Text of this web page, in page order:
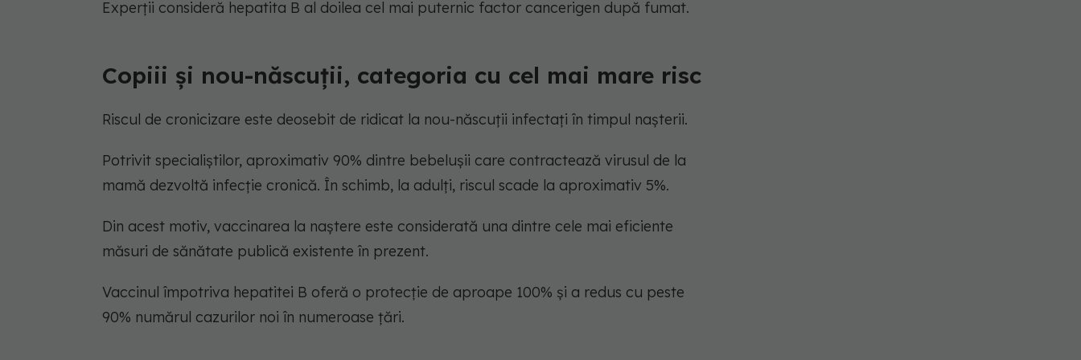
Experții consideră hepatita B al doilea cel mai puternic factor cancerigen după fumat.
Copiii și nou-născuții, categoria cu cel mai mare risc
Riscul de cronicizare este deosebit de ridicat la nou-născuții infectați în timpul nașterii.
Potrivit specialiștilor, aproximativ 90% dintre bebelușii care contractează virusul de la
mamă dezvoltă infecție cronică. În schimb, la adulți, riscul scade la aproximativ 5%.
Din acest motiv, vaccinarea la naștere este considerată una dintre cele mai eficiente
măsuri de sănătate publică existente în prezent.
Vaccinul împotriva hepatitei B oferă o protecție de aproape 100% și a redus cu peste
90% numărul cazurilor noi în numeroase țări.